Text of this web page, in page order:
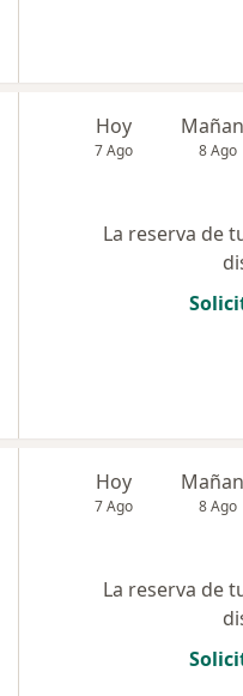
Hoy
7 Ago 8 Ago
La reserva de
Hoy
7 Ago 8 Ago
La reserva de